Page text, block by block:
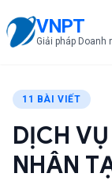
VNPT
Giải pháp Doanh
11 BÀI VIẾT
DỊCH
NHÂN